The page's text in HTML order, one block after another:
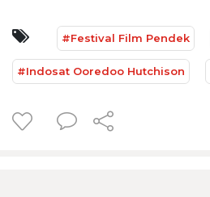
#Festival Film Pendek
#Indosat Ooredoo Hutchison